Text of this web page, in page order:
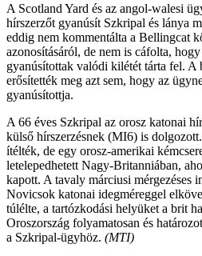
A Scotland Yard és az angol-walesi
hírszerzőt gyanúsít Szkripal és lánya
eddig nem kommentálta a Bellingcat
azonosításáról, de nem is cáfolta,
gyanúsítottak valódi kilétét tárta fel. A
erősítették meg azt sem, hogy az
gyanúsítottja.
A 66 éves Szkripal az orosz katonai
külső hírszerzésnek (MI6) is
ítélték, de egy orosz-amerikai
letelepedhetett Nagy-Britanniában,
kapott. A tavaly márciusi mérgezéses
Novicsok katonai idegméreggel
túlélte, a tartózkodási helyüket a brit
Oroszország folyamatosan és
a Szkripal-ügyhöz. (MTI)